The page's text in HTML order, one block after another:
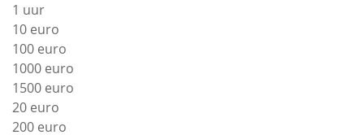
1 uur
10 euro
100 euro
1000 euro
1500 euro
20 euro
200 euro